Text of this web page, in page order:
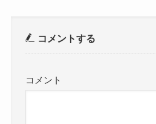
コメントする
コメント